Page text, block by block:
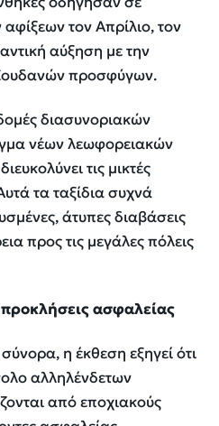
τον Απρίλιο, τον
αύξηση με την
προσφύγων.
διασυνοριακών
νέων λεωφορειακών
τις μικτές
τα ταξίδια συχνά
άτυπες διαβάσεις
προς τις μεγάλες πόλεις
ασφαλείας
η έκθεση εξηγεί ότι
αλληλένδετων
από εποχιακούς